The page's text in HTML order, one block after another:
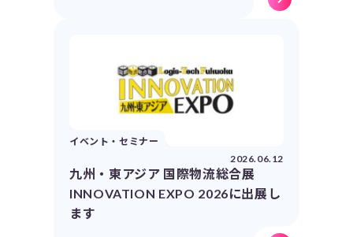
イベント・セミナー
2026.06.12
九州・東アジア 国際物流総合展
INNOVATION EXPO 2026に出展し
ます